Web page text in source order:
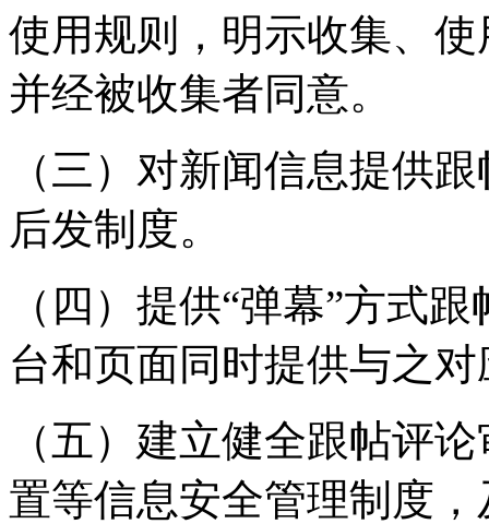
使用规则，明示收集、
并经被收集者同意。
（三）对新闻信息提供
后发制度。
（四）提供“弹幕”方式
台和页面同时提供与之
（五）建立健全跟帖评
置等信息安全管理制度